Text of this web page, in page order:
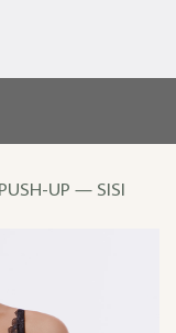
UP — SISI